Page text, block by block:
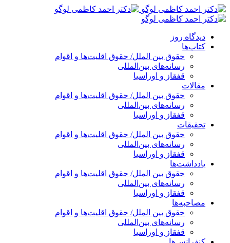
پرش
به
دیدگاه روز
کتاب‌ها
حقوق بین الملل/ حقوق اقلیت‌ها و اقوام
رسانه‌های بین‌المللی
قفقاز و اوراسیا
مقالات
حقوق بین الملل/ حقوق اقلیت‌ها و اقوام
رسانه‌های بین‌المللی
قفقاز و اوراسیا
تحقیقات
حقوق بین الملل/ حقوق اقلیت‌ها و اقوام
رسانه‌های بین‌المللی
قفقاز و اوراسیا
یادداشت‌ها
حقوق بین الملل/ حقوق اقلیت‌ها و اقوام
رسانه‌های بین‌المللی
قفقاز و اوراسیا
مصاحبه‌ها
حقوق بین الملل/ حقوق اقلیت‌ها و اقوام
رسانه‌های بین‌المللی
قفقاز و اوراسیا